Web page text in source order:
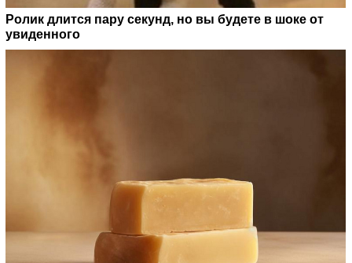
Ролик длится пару секунд, но вы будете в шоке от
увиденного